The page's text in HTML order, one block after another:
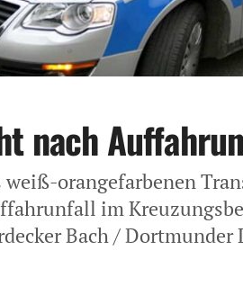
nach
weiß-orangefarbenen
im
Bach / Dortmunder